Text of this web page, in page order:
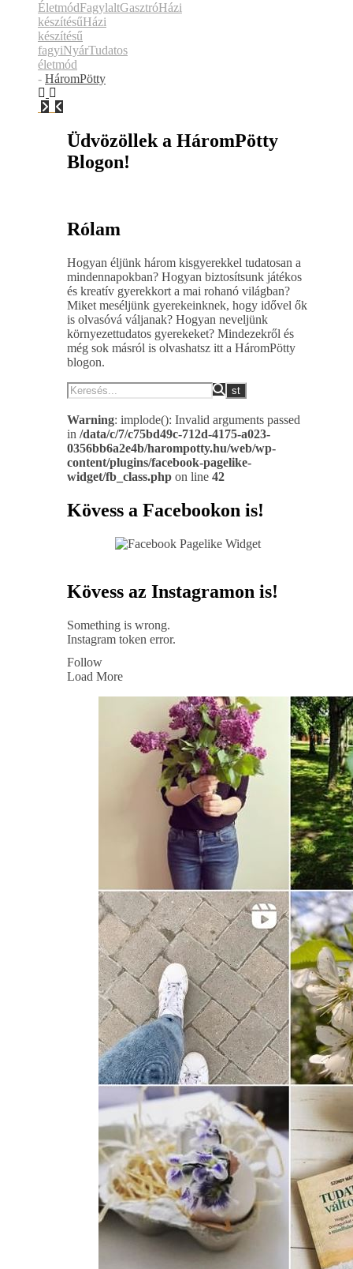
ÉletmódFagylaltGasztróHázi
készítésűHázi
készítésű
fagyiNyárTudatos
életmód
- HáromPötty
Üdvözöllek a HáromPötty
Blogon!
Rólam
Hogyan éljünk három kisgyerekkel tudatosan a
mindennapokban? Hogyan biztosítsunk játékos
és kreatív gyerekkort a mai rohanó világban?
Miket meséljünk gyerekeinknek, hogy idővel ők
is olvasóvá váljanak? Hogyan neveljünk
környezettudatos gyerekeket? Mindezekről és
még sok másról is olvashatsz itt a HáromPötty
blogon.
Warning: implode(): Invalid arguments passed
in /data/c/7/c75bd49c-712d-4175-a023-
0356bb6a2e4b/harompotty.hu/web/wp-
content/plugins/facebook-pagelike-
widget/fb_class.php on line 42
Kövess a Facebookon is!
Kövess az Instagramon is!
Something is wrong.
Instagram token error.
Follow
Load More